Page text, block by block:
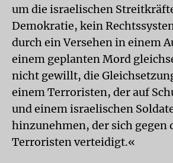
um die israelischen
Demokratie, kein
durch ein Versehen in einem
einem geplanten Mord
nicht gewillt, die
einem Terroristen, der auf
und einem israelischen
hinzunehmen, der sich gegen
Terroristen verteidigt.«